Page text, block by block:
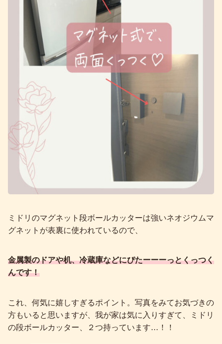
ミドリのマグネット段ボールカッターは強いネオジウムマ
グネットが表裏に使われているので、
金属製のドアや机、冷蔵庫などにぴたーーーっとくっつく
んです！
これ、何気に嬉しすぎるポイント。写真をみてお気づきの
方もいると思いますが、我が家は気に入りすぎて、ミドリ
の段ボールカッター、２つ持っています…！！